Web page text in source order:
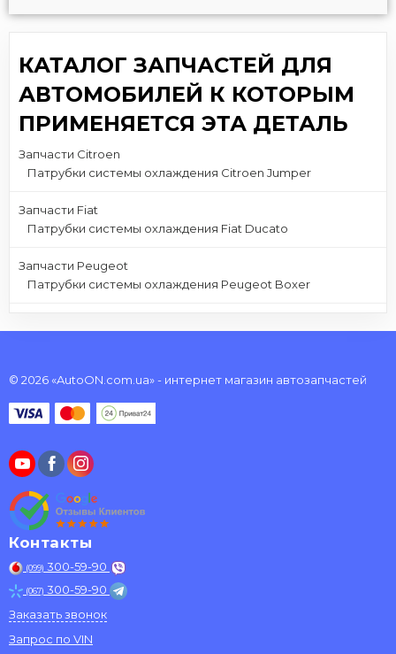
КАТАЛОГ ЗАПЧАСТЕЙ ДЛЯ
АВТОМОБИЛЕЙ К КОТОРЫМ
ПРИМЕНЯЕТСЯ ЭТА ДЕТАЛЬ
Запчасти Citroen
Патрубки системы охлаждения Citroen Jumper
Запчасти Fiat
Патрубки системы охлаждения Fiat Ducato
Запчасти Peugeot
Патрубки системы охлаждения Peugeot Boxer
© 2026 «AutoON.com.ua» - интернет магазин автозапчастей
Контакты
(099) 300-59-90
(067) 300-59-90
Заказать звонок
Запрос по VIN